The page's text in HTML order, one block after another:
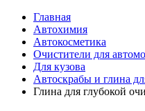
Главная
Автохимия
Автокосметика
Очистители для
Для кузова
Автоскрабы и глина
Глина для глубокой